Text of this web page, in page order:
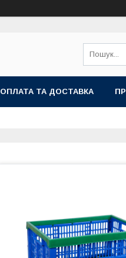
ОПЛАТА ТА ДОСТАВКА